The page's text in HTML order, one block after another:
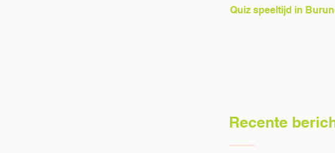
Quiz speeltijd in
Recente